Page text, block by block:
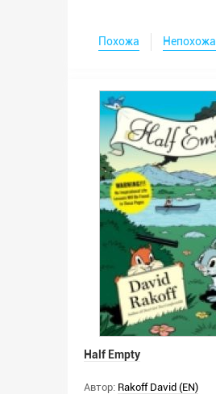
Похожа Непохожа
Half Empty
Автор: Rakoff David (EN)